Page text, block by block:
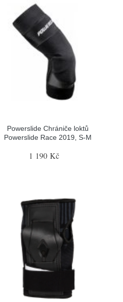
Powerslide Chrániče loktů
Powerslide Race 2019, S-M
1 190 Kč